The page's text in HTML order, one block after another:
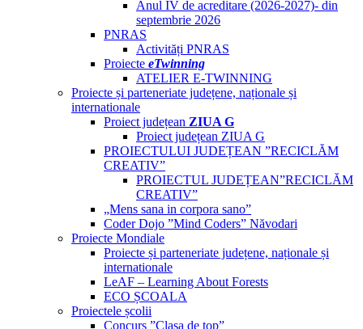
Anul IV de acreditare (2026-2027)- din
septembrie 2026
PNRAS
Activități PNRAS
Proiecte eTwinning
ATELIER E-TWINNING
Proiecte și parteneriate județene, naționale și
internationale
Proiect județean ZIUA G
Proiect județean ZIUA G
PROIECTULUI JUDEȚEAN ”RECICLĂM
CREATIV”
PROIECTUL JUDEȚEAN”RECICLĂM
CREATIV”
„Mens sana in corpora sano”
Coder Dojo ”Mind Coders” Năvodari
Proiecte Mondiale
Proiecte și parteneriate județene, naționale și
internationale
LeAF – Learning About Forests
ECO ȘCOALA
Proiectele școlii
Concurs ”Clasa de top”